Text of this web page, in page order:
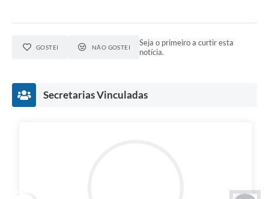
GOSTEI NÃO GOSTEI
Seja o primeiro a curtir esta
notícia.
Secretarias Vinculadas